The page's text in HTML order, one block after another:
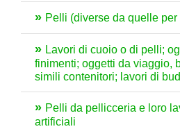
Pelli (diverse da quelle
Lavori di cuoio o di pelli;
finimenti; oggetti da viaggio,
simili contenitori; lavori di
Pelli da pellicceria e loro
artificiali